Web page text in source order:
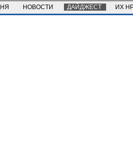
НОВОСТИ ДАЙДЖЕСТ ИХ